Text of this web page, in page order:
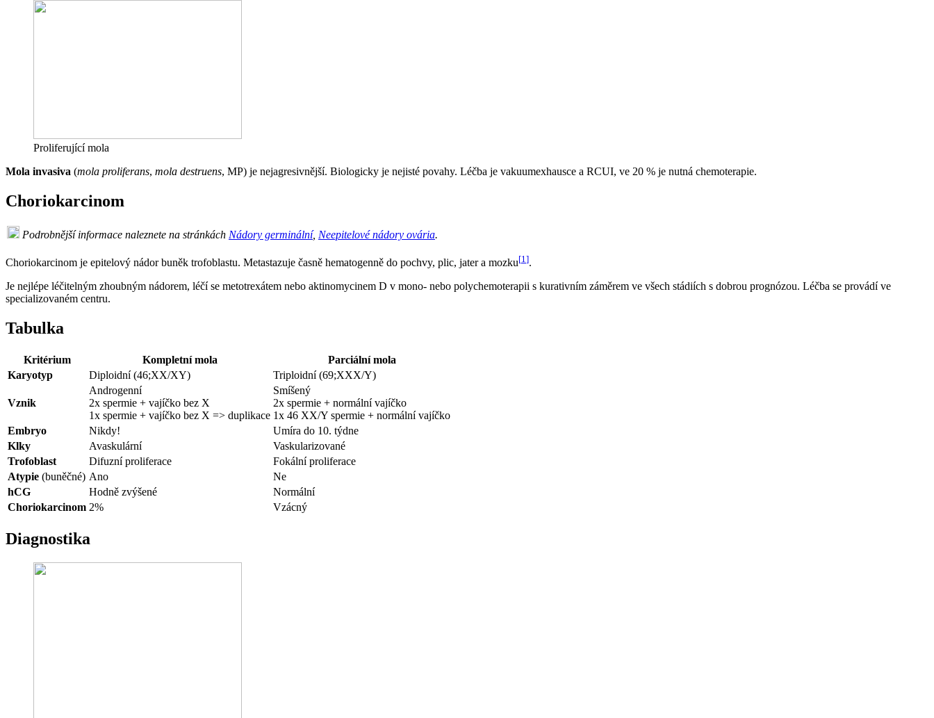
Proliferující mola
Mola invasiva (mola proliferans, mola destruens, MP) je nejagresivnější. Biologicky je nejisté povahy. Léčba je vakuumexhausce a RCUI, ve 20 % je nutná chemoterapie.
Choriokarcinom
Podrobnější informace naleznete na stránkách Nádory germinální, Neepitelové nádory ovária.
Choriokarcinom je epitelový nádor buněk trofoblastu. Metastazuje časně hematogenně do pochvy, plic, jater a mozku[1 ].
Je nejlépe léčitelným zhoubným nádorem, léčí se metotrexátem nebo aktinomycinem D v mono- nebo polychemoterapii s kurativním záměrem ve všech stádiích s dobrou prognózou. Léčba se provádí ve
specializovaném centru.
Tabulka
Kritérium Kompletní mola
Parciální mola
Karyotyp
Diploidní (46;XX/XY) Triploidní (69;XXX/Y)
Vznik
Androgenní
2x spermie + vajíčko bez X
1x spermie + vajíčko bez X => duplikace
Smíšený
2x spermie + normální vajíčko
1x 46 XX/Y spermie + normální vajíčko
Embryo
Nikdy!
Umíra do 10. týdne
Klky
Avaskulární
Vaskularizované
Trofoblast
Difuzní proliferace
Fokální proliferace
Atypie (buněčné) Ano
Ne
hCG
Hodně zvýšené
Normální
Choriokarcinom 2% Vzácný
Diagnostika